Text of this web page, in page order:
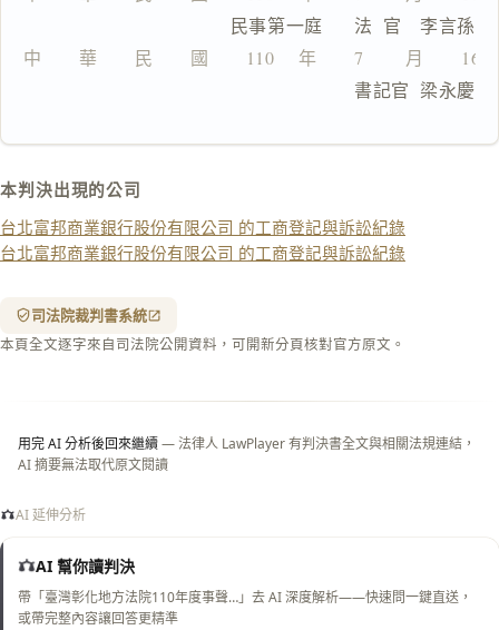
                  民事第一庭      法  官　李言孫
中　　華　　民　　國　　110 　年　　7 　　月　　16
                                  書記官  梁永慶
本判決出現的公司
台北富邦商業銀行股份有限公司 的工商登記與訴訟紀錄
台北富邦商業銀行股份有限公司 的工商登記與訴訟紀錄
司法院裁判書系統
本頁全文逐字來自司法院公開資料，可開新分頁核對官方原文。
用完 AI 分析後回來繼續— 法律人 LawPlayer 有判決書全文與相關法規連結，
AI 摘要無法取代原文閱讀
AI 延伸分析
AI 幫你讀判決
帶「臺灣彰化地方法院110年度事聲…」去 AI 深度解析——快速問一鍵直送，
或帶完整內容讓回答更精準
全
複製給 AI
去換行複製
匯出 PDF
精美列印